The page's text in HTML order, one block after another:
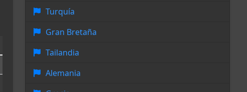
Turquía
Gran Bretaña
Tailandia
Alemania